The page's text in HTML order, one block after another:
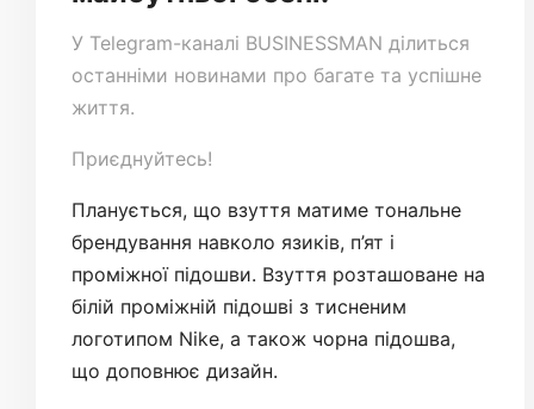
У Telegram-каналі BUSINESSMAN ділиться
останніми новинами про багате та успішне
життя.
Приєднуйтесь!
Планується, що взуття матиме тональне
брендування навколо язиків, п’ят і
проміжної підошви. Взуття розташоване на
білій проміжній підошві з тисненим
логотипом Nike, а також чорна підошва,
що доповнює дизайн.